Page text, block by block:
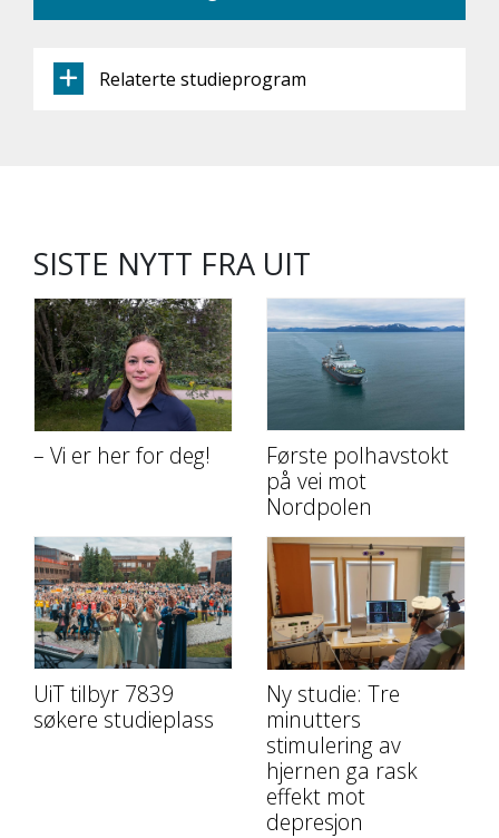
Relaterte studieprogram
SISTE NYTT FRA UIT
– Vi er her for deg!
Første polhavstokt
på vei mot
Nordpolen
UiT tilbyr 7839
søkere studieplass
Ny studie: Tre
minutters
stimulering av
hjernen ga rask
effekt mot
depresjon